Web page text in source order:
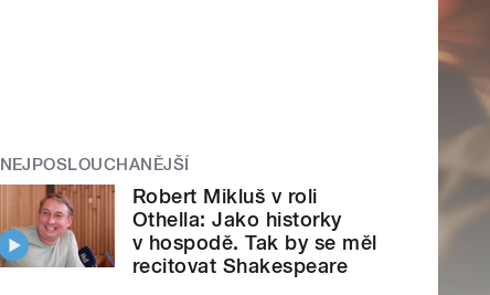
NEJPOSLOUCHANĚJŠÍ
Robert Mikluš v roli
Othella: Jako historky
v hospodě. Tak by se měl
recitovat Shakespeare